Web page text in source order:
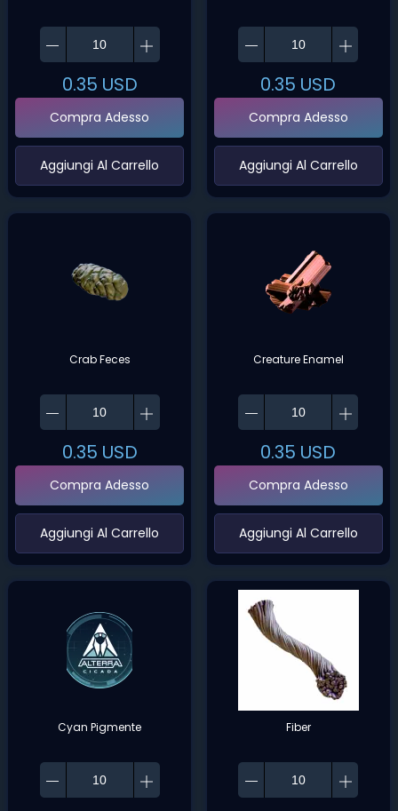
0.35 USD
Compra Adesso
‌Aggiungi Al Carrello‌
0.35 USD
Compra Adesso
‌Aggiungi Al Carrello‌
Crab Feces
0.35 USD
Compra Adesso
‌Aggiungi Al Carrello‌
Creature Enamel
0.35 USD
Compra Adesso
‌Aggiungi Al Carrello‌
Cyan Pigmente Fiber